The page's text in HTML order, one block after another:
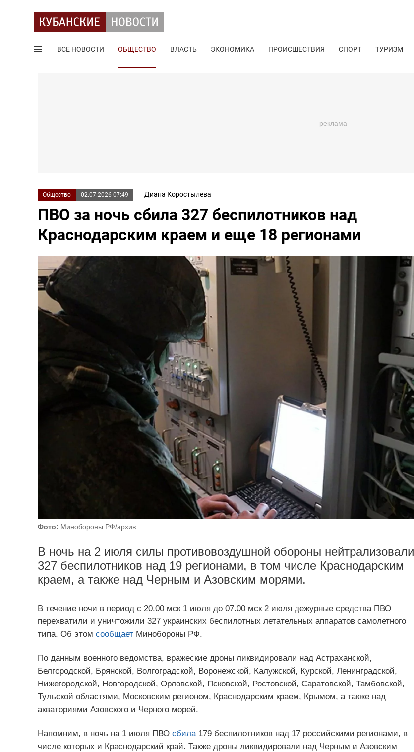
ВСЕ НОВОСТИ ОБЩЕСТВО ВЛАСТЬ ЭКОНОМИКА ПРОИСШЕСТВИЯ СПОРТ ТУРИЗМ
Общество 02.07.2026 07:49 Диана Коростылева
ПВО за ночь сбила 327 беспилотников над
Краснодарским краем и еще 18 регионами
Фото: Минобороны РФ/архив
В ночь на 2 июля силы противовоздушной обороны нейтрализовали
327 беспилотников над 19 регионами, в том числе Краснодарским
краем, а также над Черным и Азовским морями.
В течение ночи в период с 20.00 мск 1 июля до 07.00 мск 2 июля дежурные средства ПВО
перехватили и уничтожили 327 украинских беспилотных летательных аппаратов самолетного
типа. Об этом сообщаетМинобороны РФ.
По данным военного ведомства, вражеские дроны ликвидировали над Астраханской,
Белгородской, Брянской, Волгоградской, Воронежской, Калужской, Курской, Ленинградской,
Нижегородской, Новгородской, Орловской, Псковской, Ростовской, Саратовской, Тамбовской,
Тульской областями, Московским регионом, Краснодарским краем, Крымом, а также над
акваториями Азовского и Черного морей.
Напомним, в ночь на 1 июля ПВО сбила179 беспилотников над 17 российскими регионами, в
числе которых и Краснодарский край. Также дроны ликвидировали над Черным и Азовским